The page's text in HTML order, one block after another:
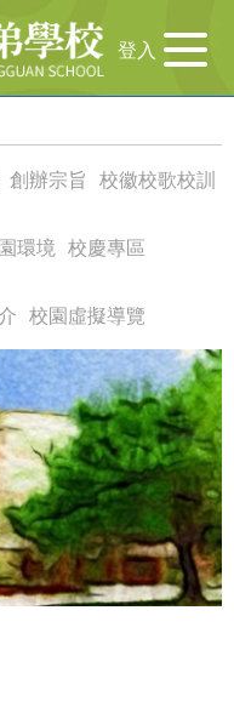
导
航
切
登入
創辦宗旨 校徽校歌校訓
環境 校慶專區
校園虛擬導覽